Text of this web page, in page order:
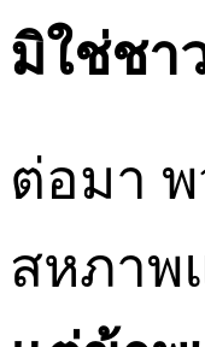
มิใช่ชา
ต่อมา
สหภาพ